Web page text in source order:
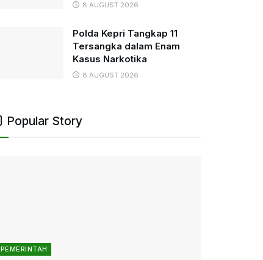
8 AUGUST 2026
Polda Kepri Tangkap 11
Tersangka dalam Enam
Kasus Narkotika
8 AUGUST 2026
Popular Story
PEMERINTAH